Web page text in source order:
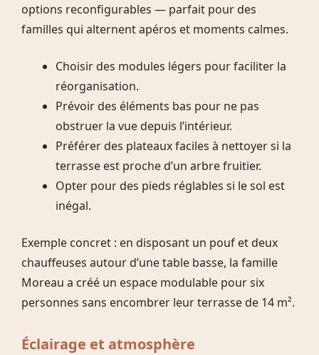
options reconfigurables — parfait pour des
familles qui alternent apéros et moments calmes.
Choisir des modules légers pour faciliter la
réorganisation.
Prévoir des éléments bas pour ne pas
obstruer la vue depuis l’intérieur.
Préférer des plateaux faciles à nettoyer si la
terrasse est proche d’un arbre fruitier.
Opter pour des pieds réglables si le sol est
inégal.
Exemple concret : en disposant un pouf et deux
chauffeuses autour d’une table basse, la famille
Moreau a créé un espace modulable pour six
personnes sans encombrer leur terrasse de 14 m².
Éclairage et atmosphère